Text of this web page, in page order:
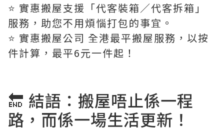
⭐️ 實惠搬屋支援「代客裝箱／代客拆箱」
服務，助您不用煩惱打包的事宜。
⭐️ 實惠搬屋公司 全港最平搬屋服務，以按
件計算，最平6元一件起！
🔚 結語：搬屋唔止係一程
路，而係一場生活更新！